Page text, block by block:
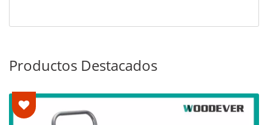
Productos Destacados